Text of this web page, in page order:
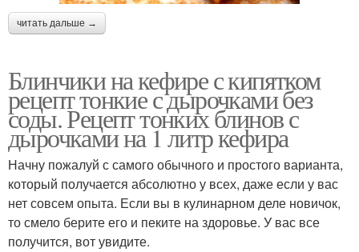
читать дальше →
Блинчики на кефире с кипятком
рецепт тонкие с дырочками без
соды. Рецепт тонких блинов с
дырочками на 1 литр кефира
Начну пожалуй с самого обычного и простого варианта,
который получается абсолютно у всех, даже если у вас
нет совсем опыта. Если вы в кулинарном деле новичок,
то смело берите его и пеките на здоровье. У вас все
получится, вот увидите.